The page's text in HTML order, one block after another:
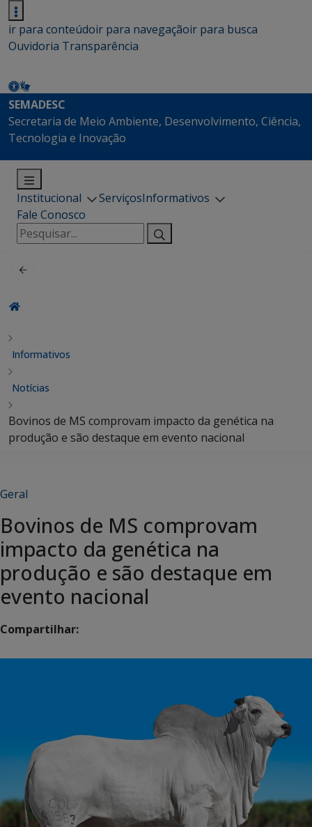
ir para conteúdoir para navegaçãoir para busca
Ouvidoria Transparência
SEMADESC
Secretaria de Meio Ambiente, Desenvolvimento, Ciência,
Tecnologia e Inovação
Institucional ServiçosInformativos
Fale Conosco
Pesquisar
por:
Informativos
Notícias
Bovinos de MS comprovam impacto da genética na
produção e são destaque em evento nacional
Geral
Bovinos de MS comprovam
impacto da genética na
produção e são destaque em
evento nacional
Compartilhar: